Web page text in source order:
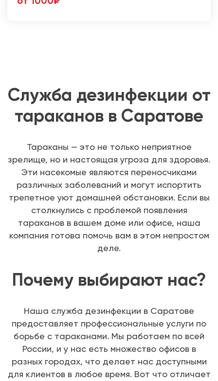
Служба дезинфекции от
тараканов в Саратове
Тараканы — это не только неприятное
зрелище, но и настоящая угроза для здоровья.
Эти насекомые являются переносчиками
различных заболеваний и могут испортить
трепетное уют домашней обстановки. Если вы
столкнулись с проблемой появления
тараканов в вашем доме или офисе, наша
компания готова помочь вам в этом непростом
деле.
Почему выбирают нас?
Наша служба дезинфекции в Саратове
предоставляет профессиональные услуги по
борьбе с тараканами. Мы работаем по всей
России, и у нас есть множество офисов в
разных городах, что делает нас доступными
для клиентов в любое время. Вот что отличает